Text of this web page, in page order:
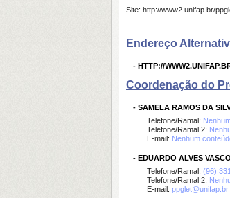
Site: http://www2.unifap.br/
Endereço
- HTTP://
Coordenação do
- SAMELA RAMOS DA
Telefone/Ramal:
Telefone/Ramal 2:
E-mail: Nenhum
- EDUARDO ALVES
Telefone/Ramal: (96)
Telefone/Ramal 2:
E-mail: ppglet@unifap.br